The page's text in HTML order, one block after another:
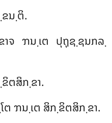
ຂນ຺ຕິ.
ຈ ຠນ຺ເຕ ປຸຖຸຊ຺ຊນກລ຺
ຂິຕສິກ຺ຂາ.
ຕ ຠນ຺ເຕ ສິກ຺ຂິຕສິກ຺ຂາ.